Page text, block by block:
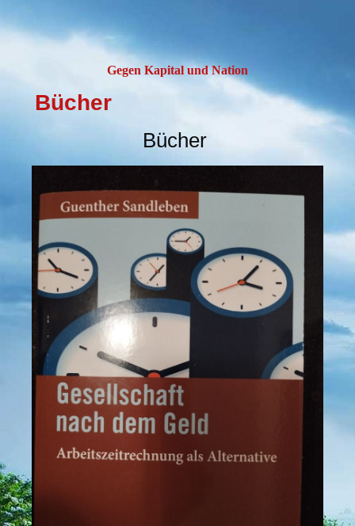
Gegen Kapital und Nation
Bücher
Bücher